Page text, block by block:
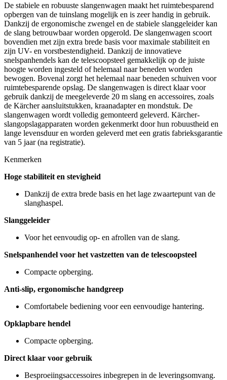
De stabiele en robuuste slangenwagen maakt het ruimtebesparend
opbergen van de tuinslang mogelijk en is zeer handig in gebruik.
Dankzij de ergonomische zwengel en de stabiele slanggeleider kan
de slang betrouwbaar worden opgerold. De slangenwagen scoort
bovendien met zijn extra brede basis voor maximale stabiliteit en
zijn UV- en vorstbestendigheid. Dankzij de innovatieve
snelspanhendels kan de telescoopsteel gemakkelijk op de juiste
hoogte worden ingesteld of helemaal naar beneden worden
bewogen. Bovenal zorgt het helemaal naar beneden schuiven voor
ruimtebesparende opslag. De slangenwagen is direct klaar voor
gebruik dankzij de meegeleverde 20 m slang en accessoires, zoals
de Kärcher aansluitstukken, kraanadapter en mondstuk. De
slangenwagen wordt volledig gemonteerd geleverd. Kärcher-
slangopslagapparaten worden gekenmerkt door hun robuustheid en
lange levensduur en worden geleverd met een gratis fabrieksgarantie
van 5 jaar (na registratie).
Kenmerken
Hoge stabiliteit en stevigheid
Dankzij de extra brede basis en het lage zwaartepunt van de
slanghaspel.
Slanggeleider
Voor het eenvoudig op- en afrollen van de slang.
Snelspanhendel voor het vastzetten van de telescoopsteel
Compacte opberging.
Anti-slip, ergonomische handgreep
Comfortabele bediening voor een eenvoudige hantering.
Opklapbare hendel
Compacte opberging.
Direct klaar voor gebruik
Besproeiingsaccessoires inbegrepen in de leveringsomvang.